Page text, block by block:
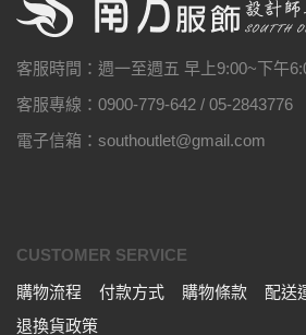
客服時間：週一至週五 早上9:00~下午
客服專線：0900-779-642 / 05-2843776
電子信箱：southoutlet@gmail.com
CUSTOMER SERVICE
購物流程
付款方式 購物條款 配送
退換貨政策